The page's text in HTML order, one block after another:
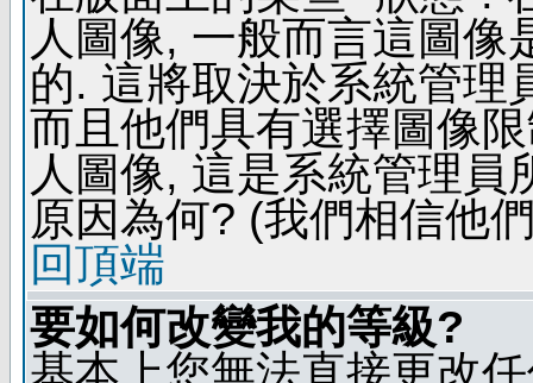
人圖像, 一般而言這圖像
的. 這將取決於系統管理
而且他們具有選擇圖像
人圖像, 這是系統管理
原因為何? (我們相信他
回頂端
要如何改變我的等級?
基本上您無法直接更改